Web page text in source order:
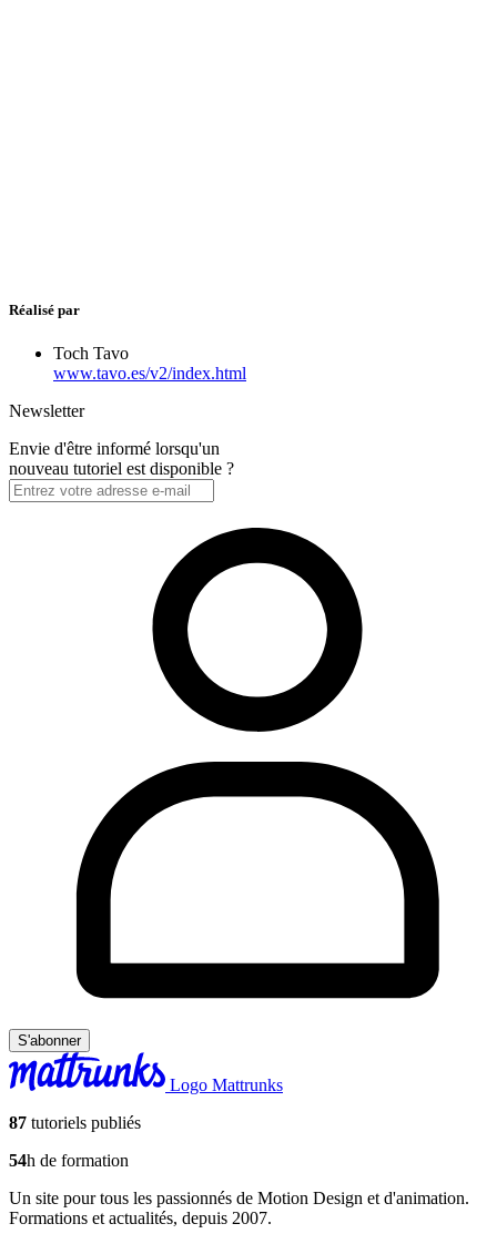
Réalisé par
Toch Tavo
www.tavo.es/v2/index.html
Newsletter
Envie d'être informé lorsqu'un
nouveau tutoriel est disponible ?
S'abonner
Logo Mattrunks
87 tutoriels publiés
54h de formation
Un site pour tous les passionnés de Motion Design et d'animation.
Formations et actualités, depuis 2007.